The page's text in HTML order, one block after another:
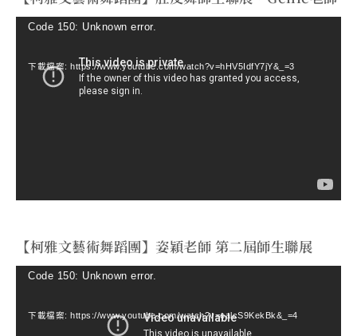
視Code 150: Unknown error.
下載檔案: https://www.youtube.com/watch?v=hHV5IdfY7jY&_=3
【柯雅文藝術舞蹈團】姿穎老師 第二屆師生聯展
視Code 150: Unknown error.
下載檔案: https://www.youtube.com/watch?v=ealcS9KekBk&_=4